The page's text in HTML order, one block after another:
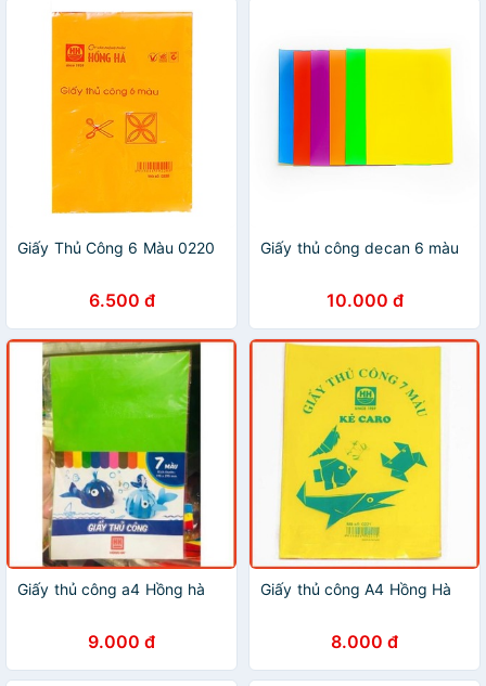
Giấy Thủ Công 6 Màu 0220
6.500 đ
Giấy thủ công decan 6 màu
10.000 đ
Giấy thủ công a4 Hồng hà
9.000 đ
Giấy thủ công A4 Hồng Hà
8.000 đ